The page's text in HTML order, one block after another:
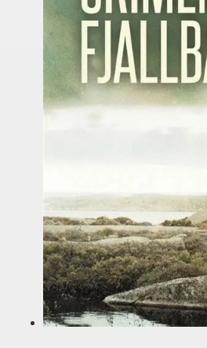
il tempo più acquista valore.
travolgente dal finale